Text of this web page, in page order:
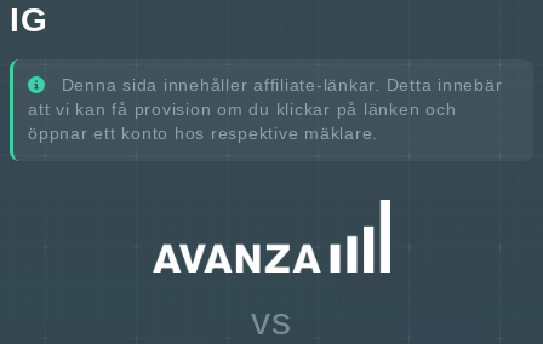
IG
Denna sida innehåller affiliate-länkar. Detta innebär
att vi kan få provision om du klickar på länken och
öppnar ett konto hos respektive mäklare.
vs